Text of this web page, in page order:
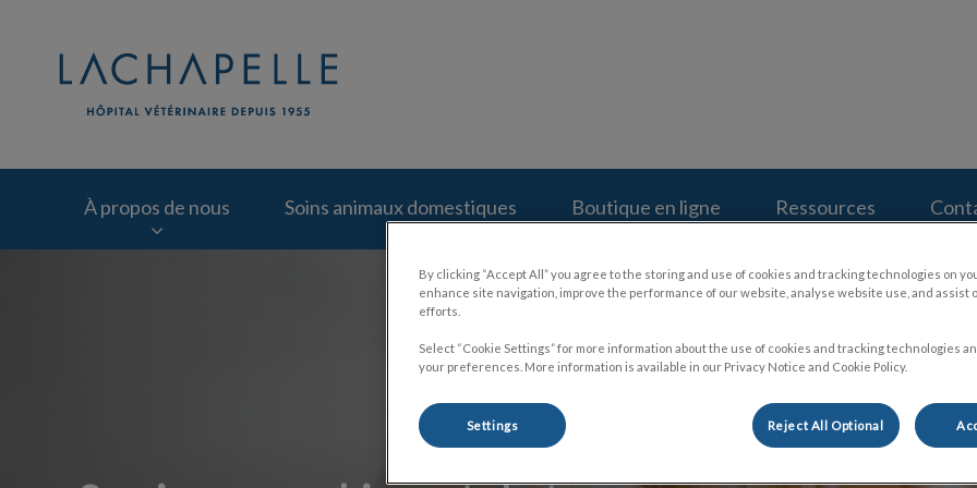
À propos de nous Soins animaux domestiques Boutique en ligne Ressources
By clicking “Accept All” you agree to the storing and use of cookies and tracking technologies on
enhance site navigation, improve the performance of our website, analyse website use, and assist
efforts.
Select “Cookie Settings” for more information about the use of cookies and tracking technologies
your preferences. More information is available in our Privacy Notice and Cookie Policy.
Settings Reject All Optional